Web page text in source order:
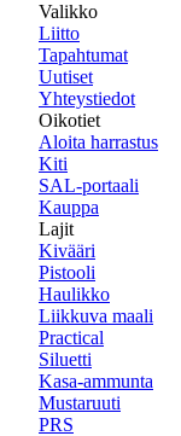
Valikko
Liitto
Tapahtumat
Uutiset
Yhteystiedot
Oikotiet
Aloita harrastus
Kiti
SAL-portaali
Kauppa
Lajit
Kivääri
Pistooli
Haulikko
Liikkuva maali
Practical
Siluetti
Kasa-ammunta
Mustaruuti
PRS